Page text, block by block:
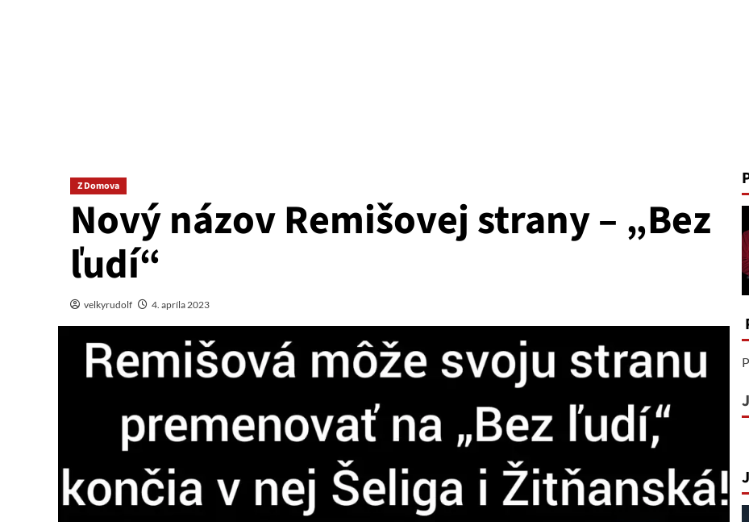
Z Domova
Nový názov Remišovej strany – „Bez
ľudí“
velkyrudolf 4. apríla 2023